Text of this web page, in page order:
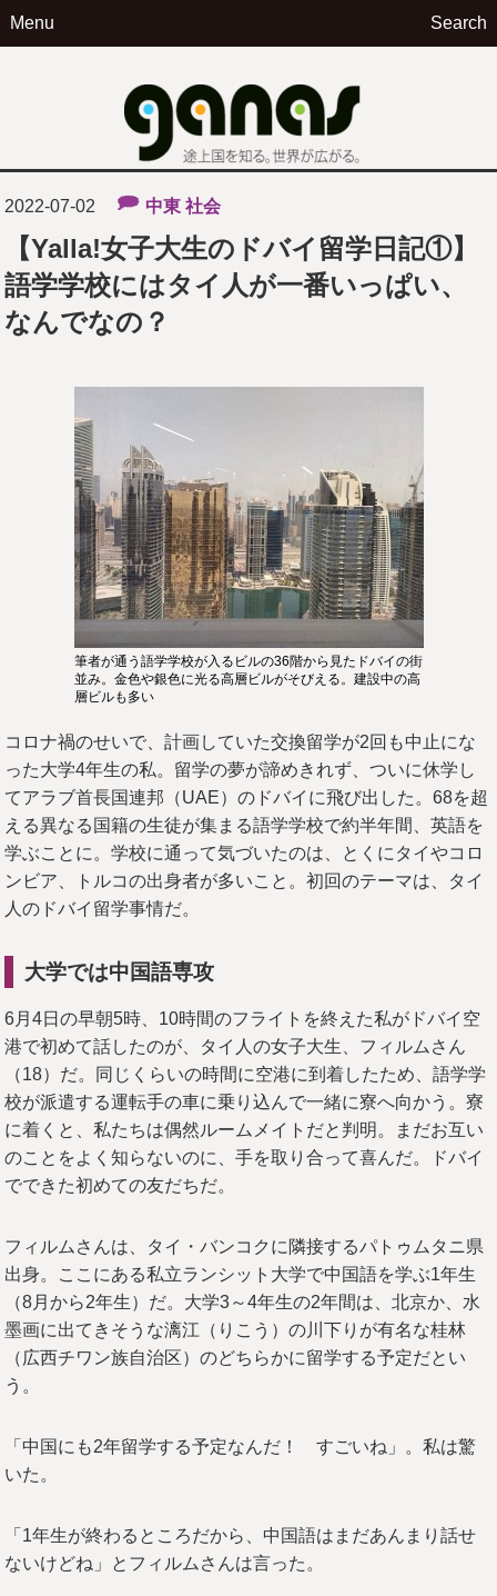
Menu Search
2022-07-02 中東 社会
【Yalla!女子大生のドバイ留学日記①】
語学学校にはタイ人が一番いっぱい、
なんでなの？
筆者が通う語学学校が入るビルの36階から見たドバイの街
並み。金色や銀色に光る高層ビルがそびえる。建設中の高
層ビルも多い
コロナ禍のせいで、計画していた交換留学が2回も中止にな
った大学4年生の私。留学の夢が諦めきれず、ついに休学し
てアラブ首長国連邦（UAE）のドバイに飛び出した。68を超
える異なる国籍の生徒が集まる語学学校で約半年間、英語を
学ぶことに。学校に通って気づいたのは、とくにタイやコロ
ンビア、トルコの出身者が多いこと。初回のテーマは、タイ
人のドバイ留学事情だ。
大学では中国語専攻
6月4日の早朝5時、10時間のフライトを終えた私がドバイ空
港で初めて話したのが、タイ人の女子大生、フィルムさん
（18）だ。同じくらいの時間に空港に到着したため、語学学
校が派遣する運転手の車に乗り込んで一緒に寮へ向かう。寮
に着くと、私たちは偶然ルームメイトだと判明。まだお互い
のことをよく知らないのに、手を取り合って喜んだ。ドバイ
でできた初めての友だちだ。
フィルムさんは、タイ・バンコクに隣接するパトゥムタニ県
出身。ここにある私立ランシット大学で中国語を学ぶ1年生
（8月から2年生）だ。大学3～4年生の2年間は、北京か、水
墨画に出てきそうな漓江（りこう）の川下りが有名な桂林
（広西チワン族自治区）のどちらかに留学する予定だとい
う。
「中国にも2年留学する予定なんだ！ すごいね」。私は驚
いた。
「1年生が終わるところだから、中国語はまだあんまり話せ
ないけどね」とフィルムさんは言った。